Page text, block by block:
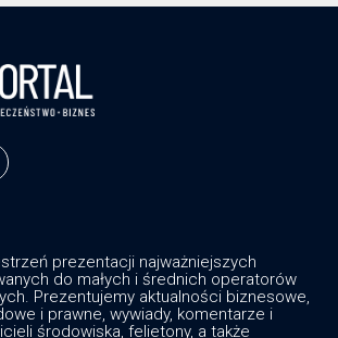
prezentacji najważniejszych
do małych i średnich operatorów
Prezentujemy aktualności biznesowe,
i prawne, wywiady, komentarze i
środowiska, felietony, a także